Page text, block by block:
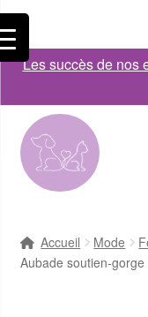
Les succès de nos
Accueil Mode
Aubade soutien-